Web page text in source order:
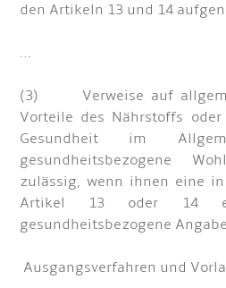
den Artikeln 13 und 14
…
(3) Verweise auf
Vorteile des Nährstoffs
Gesundheit im
gesundheitsbezogene
zulässig, wenn ihnen eine
Artikel 13 oder 14
gesundheitsbezogene
Ausgangsverfahren und